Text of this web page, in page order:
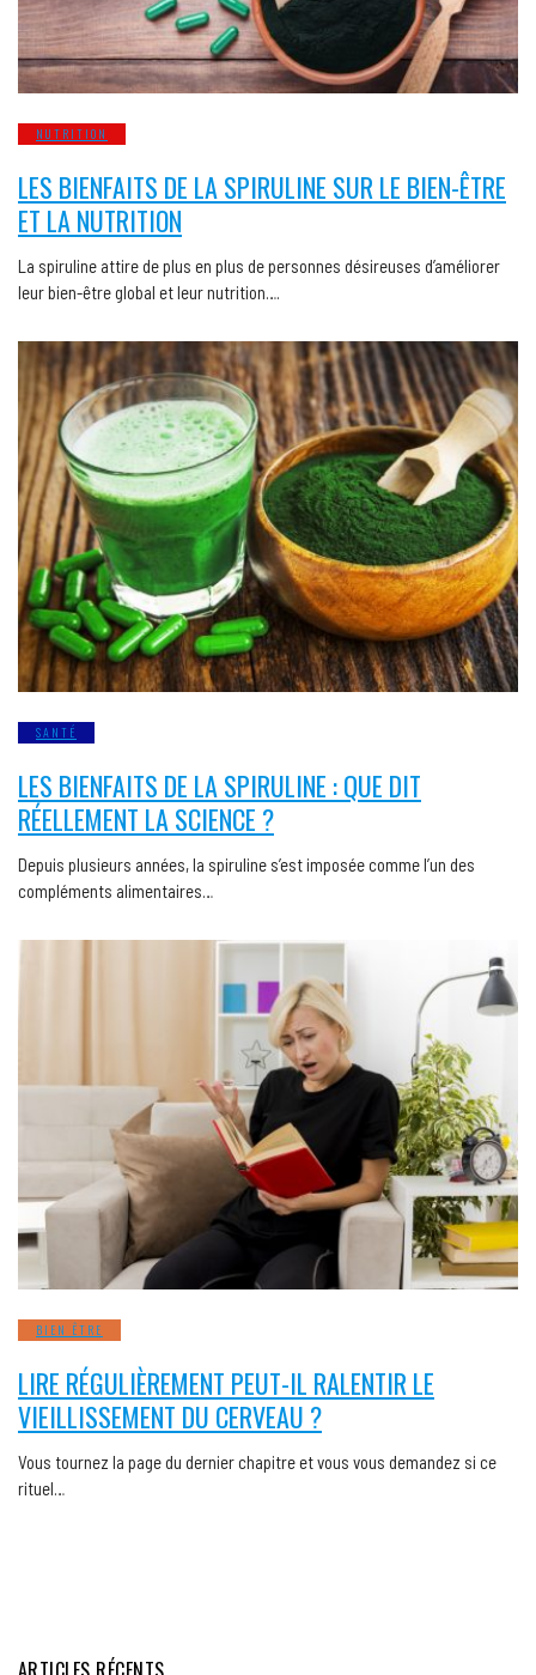
NUTRITION
LES BIENFAITS DE LA SPIRULINE SUR LE BIEN-ÊTRE
ET LA NUTRITION
La spiruline attire de plus en plus de personnes désireuses d’améliorer
leur bien-être global et leur nutrition….
SANTÉ
LES BIENFAITS DE LA SPIRULINE : QUE DIT
RÉELLEMENT LA SCIENCE ?
Depuis plusieurs années, la spiruline s’est imposée comme l’un des
compléments alimentaires…
BIEN ÊTRE
LIRE RÉGULIÈREMENT PEUT-IL RALENTIR LE
VIEILLISSEMENT DU CERVEAU ?
Vous tournez la page du dernier chapitre et vous vous demandez si ce
rituel…